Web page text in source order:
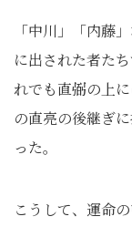
「中川」「内藤
に出された者た
れでも直弼の上
の直亮の後継ぎ
った。
こうして、運命